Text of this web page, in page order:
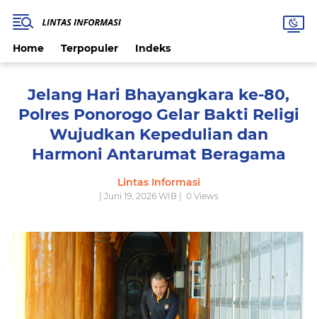
Home Terpopuler Indeks
Jelang Hari Bhayangkara ke-80,
Polres Ponorogo Gelar Bakti Religi
Wujudkan Kepedulian dan
Harmoni Antarumat Beragama
Lintas Informasi
| Juni 19, 2026 WIB | 0Views